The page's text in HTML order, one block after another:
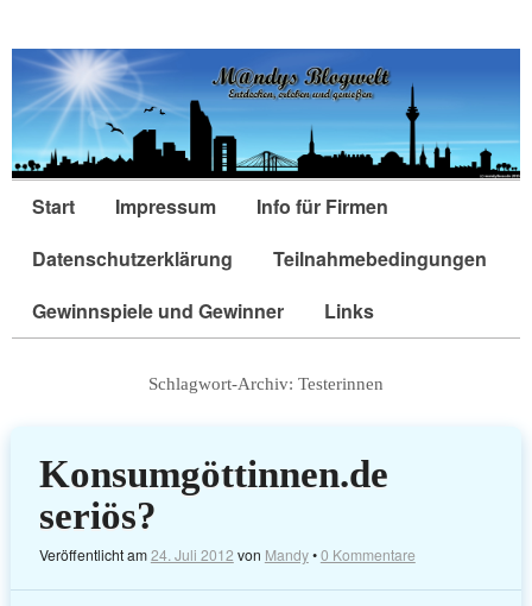
Start Impressum
Info für Firmen
Datenschutzerklärung
Teilnahmebedingungen
Gewinnspiele und Gewinner
Links
Schlagwort-Archiv: Testerinnen
Konsumgöttinnen.de
seriös?
Veröffentlicht am24. Juli 2012 von Mandy•0 Kommentare